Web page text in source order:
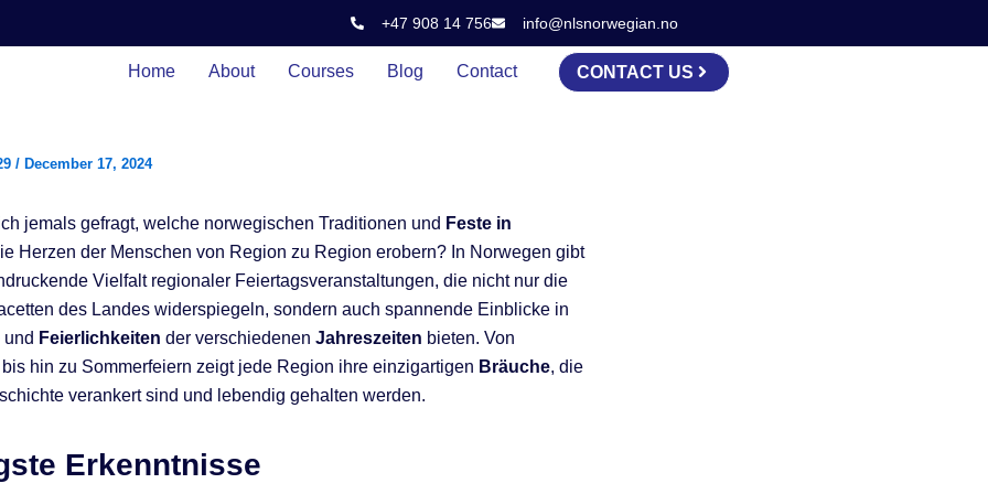
+47 908 14 756 info@nlsnorwegian.no
Home About Courses Blog Contact CONTACT US
/ December 17, 2024
jemals gefragt, welche norwegischen Traditionen und Feste in
Herzen der Menschen von Region zu Region erobern? In Norwegen gibt
Vielfalt regionaler Feiertagsveranstaltungen, die nicht nur die
des Landes widerspiegeln, sondern auch spannende Einblicke in
und Feierlichkeiten der verschiedenen Jahreszeiten bieten. Von
hin zu Sommerfeiern zeigt jede Region ihre einzigartigen Bräuche, die
verankert sind und lebendig gehalten werden.
Erkenntnisse